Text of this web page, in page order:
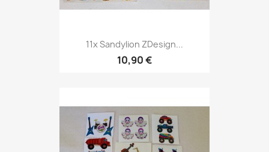
11x Sandylion ZDesign...
10,90 €